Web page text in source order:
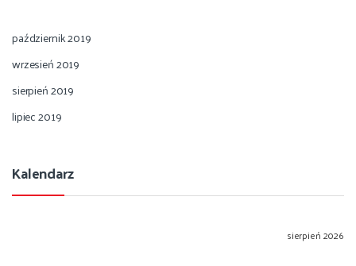
październik 2019
wrzesień 2019
sierpień 2019
lipiec 2019
Kalendarz
sierpień 2026